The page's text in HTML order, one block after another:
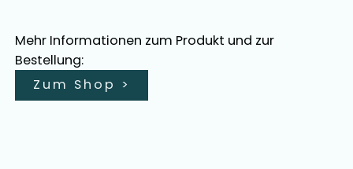
Mehr Informationen zum Produkt und zur
Bestellung:
Zum Shop >